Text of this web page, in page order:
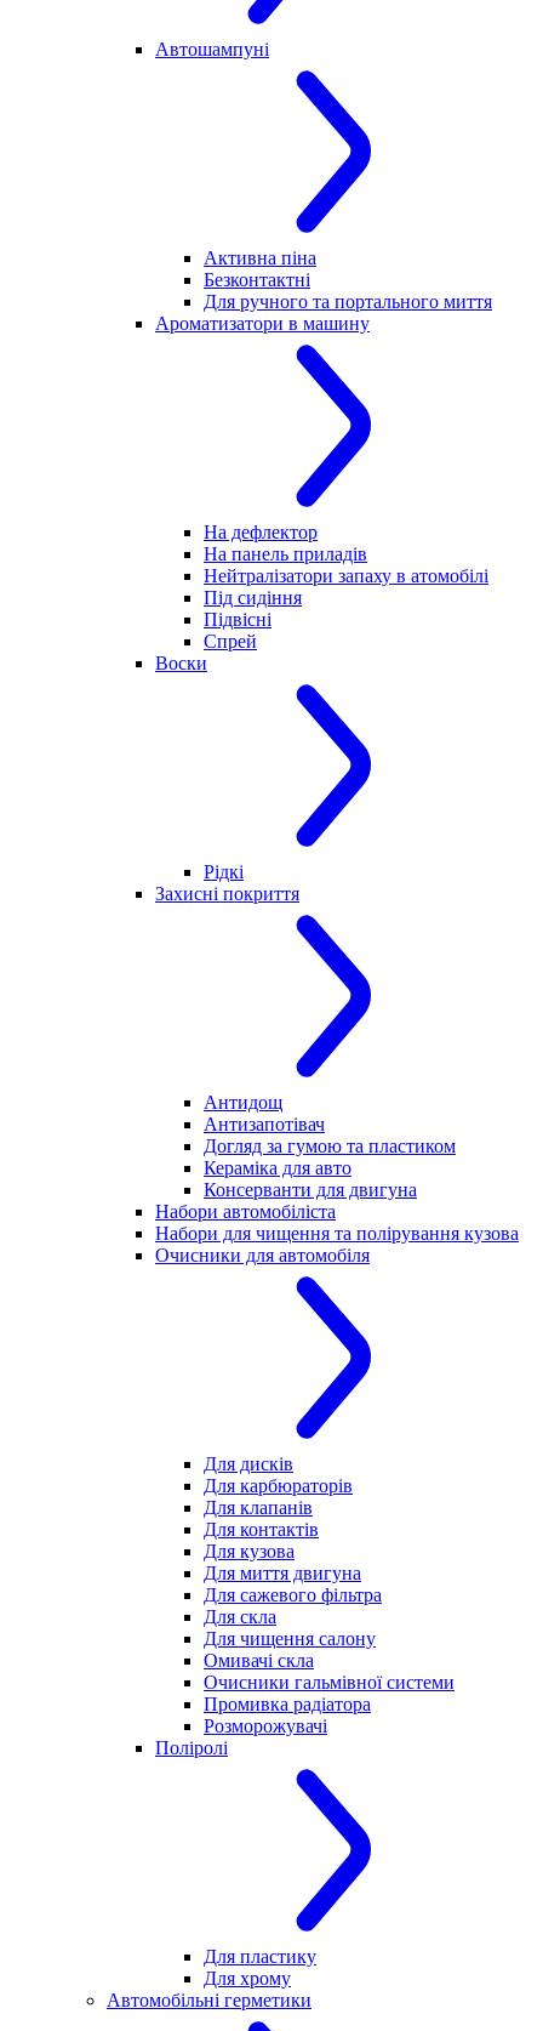
Автошампуні
Активна піна
Безконтактні
Для ручного та портального миття
Ароматизатори в машину
На дефлектор
На панель приладів
Нейтралізатори запаху в атомобілі
Під сидіння
Підвісні
Спрей
Воски
Рідкі
Захисні покриття
Антидощ
Антизапотівач
Догляд за гумою та пластиком
Кераміка для авто
Консерванти для двигуна
Набори автомобіліста
Набори для чищення та полірування кузова
Очисники для автомобіля
Для дисків
Для карбюраторів
Для клапанів
Для контактів
Для кузова
Для миття двигуна
Для сажевого фільтра
Для скла
Для чищення салону
Омивачі скла
Очисники гальмівної системи
Промивка радіатора
Розморожувачі
Поліролі
Для пластику
Для хрому
Автомобільні герметики